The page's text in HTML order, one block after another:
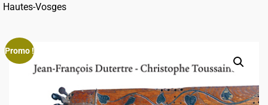
Hautes-Vosges
Promo !